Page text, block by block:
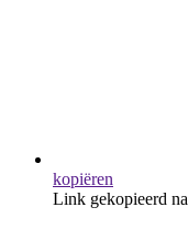
kopiëren
Link gekopieerd